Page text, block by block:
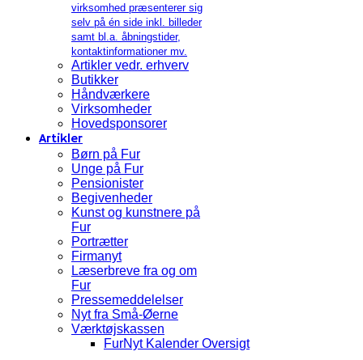
virksomhed præsenterer sig
selv på én side inkl. billeder
samt bl.a. åbningstider,
kontaktinformationer mv.
Artikler vedr. erhverv
Butikker
Håndværkere
Virksomheder
Hovedsponsorer
Artikler
Børn på Fur
Unge på Fur
Pensionister
Begivenheder
Kunst og kunstnere på
Fur
Portrætter
Firmanyt
Læserbreve fra og om
Fur
Pressemeddelelser
Nyt fra Små-Øerne
Værktøjskassen
FurNyt Kalender Oversigt